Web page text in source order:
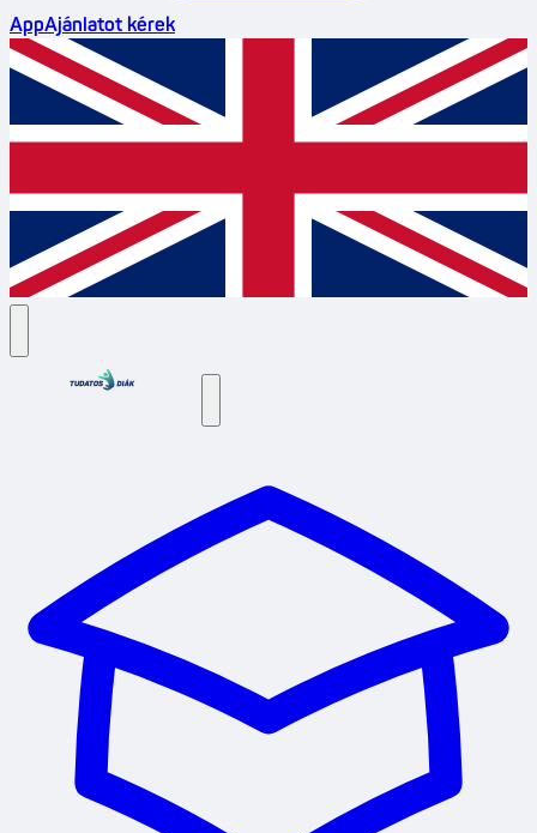
AppAjánlatot kérek